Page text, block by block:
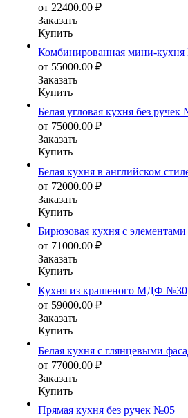
от 22400.00 ₽
Заказать
Купить
Комбинированная мини-
от 55000.00 ₽
Заказать
Купить
Белая угловая кухня без ручек
от 75000.00 ₽
Заказать
Купить
Белая кухня в английском
от 72000.00 ₽
Заказать
Купить
Бирюзовая кухня с
от 71000.00 ₽
Заказать
Купить
Кухня из крашеного МДФ №30
от 59000.00 ₽
Заказать
Купить
Белая кухня с глянцевыми
от 77000.00 ₽
Заказать
Купить
Прямая кухня без ручек №05